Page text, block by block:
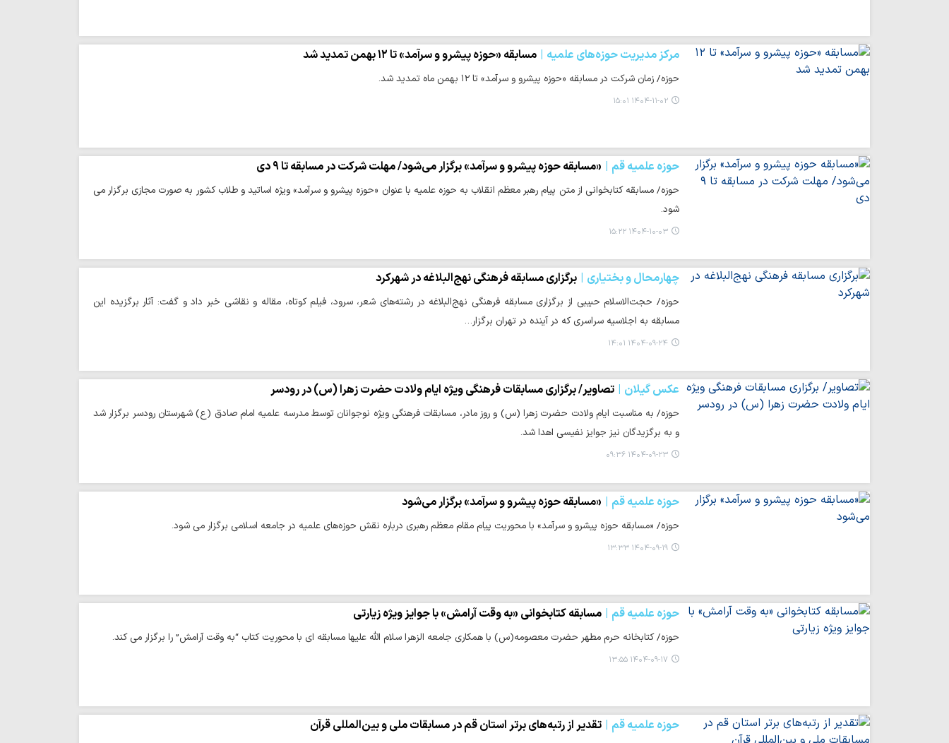
مرکز مدیریت حوزه‌های علمیه مسابقه «حوزه پیشرو و سرآمد» تا ۱۲ بهمن تمدید شد
حوزه/ زمان شرکت در مسابقه «حوزه پیشرو و سرآمد» تا ۱۲ بهمن ماه تمدید شد.
۱۴۰۴-۱۱-۰۲ ۱۵:۰۱
حوزه علمیه قم «مسابقه حوزه پیشرو و سرآمد» برگزار می‌شود/ مهلت شرکت در مسابقه تا ۹ دی
حوزه/ مسابقه کتابخوانی از متن پیام رهبر معظم انقلاب به حوزه علمیه با عنوان «حوزه پیشرو و سرآمد» ویژه اساتید و طلاب کشور به صورت مجازی برگزار می‌
شود.
۱۴۰۴-۱۰-۰۳ ۱۵:۲۲
چهارمحال و بختیاری برگزاری مسابقه فرهنگی نهج‌البلاغه در شهرکرد
حوزه/ حجت‌الاسلام حبیبی از برگزاری مسابقه فرهنگی نهج‌البلاغه در رشته‌های شعر، سرود، فیلم کوتاه، مقاله و نقاشی خبر داد و گفت: آثار برگزیده این
مسابقه به اجلاسیه سراسری که در آینده در تهران برگزار…
۱۴۰۴-۰۹-۲۴ ۱۴:۰۱
عکس گیلان تصاویر/ برگزاری مسابقات فرهنگی ویژه ایام ولادت حضرت زهرا (س) در رودسر
حوزه/ به مناسبت ایام ولادت حضرت زهرا (س) و روز مادر، مسابقات فرهنگی ویژه نوجوانان توسط مدرسه علمیه امام صادق (ع) شهرستان رودسر برگزار شد
و به برگزیدگان نیز جوایز نفیسی اهدا شد.
۱۴۰۴-۰۹-۲۳ ۰۹:۳۶
حوزه علمیه قم «مسابقه حوزه پیشرو و سرآمد» برگزار می‌شود
حوزه/ «مسابقه حوزه پیشرو و سرآمد» با محوریت پیام مقام معظم رهبری درباره نقش حوزه‌های علمیه در جامعه اسلامی برگزار می شود.
۱۴۰۴-۰۹-۱۹ ۱۳:۳۳
حوزه علمیه قم مسابقه کتابخوانی «به وقت آرامش» با جوایز ویژه زیارتی
حوزه/ کتابخانه حرم مطهر حضرت معصومه(س) با همکاری جامعه الزهرا سلام الله علیها مسابقه ای با محوریت کتاب “به وقت آرامش” را برگزار می کند.
۱۴۰۴-۰۹-۱۷ ۱۳:۵۵
حوزه علمیه قم تقدیر از رتبه‌های برتر استان قم در مسابقات ملی و بین‌المللی قرآن